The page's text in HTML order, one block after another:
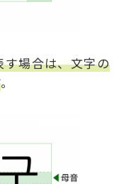
す場合は、文字の
。